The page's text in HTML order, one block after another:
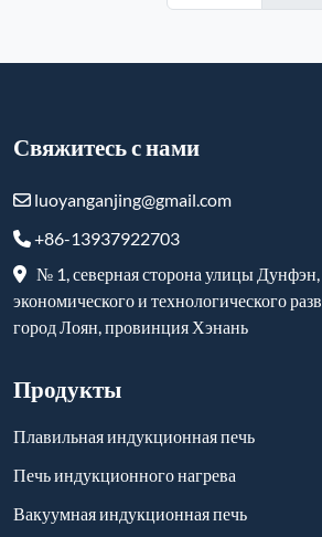
Свяжитесь с нами
luoyanganjing@gmail.com
+86-13937922703
№ 1, северная сторона улицы Дунфэн,
экономического и технологического
город Лоян, провинция Хэнань
Продукты
Плавильная индукционная печь
Печь индукционного нагрева
Вакуумная индукционная печь